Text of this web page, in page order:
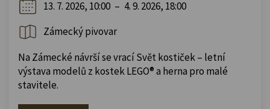
13. 7. 2026, 10:00 – 4. 9. 2026, 18:00
Zámecký pivovar
Na Zámecké návrší se vrací Svět kostiček – letní
výstava modelů z kostek LEGO® a herna pro malé
stavitele.